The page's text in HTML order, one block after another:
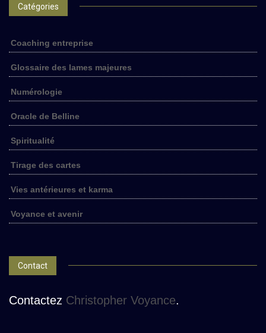
Catégories
Coaching entreprise
Glossaire des lames majeures
Numérologie
Oracle de Belline
Spiritualité
Tirage des cartes
Vies antérieures et karma
Voyance et avenir
Contact
Contactez Christopher Voyance.